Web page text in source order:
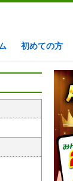
初めての方